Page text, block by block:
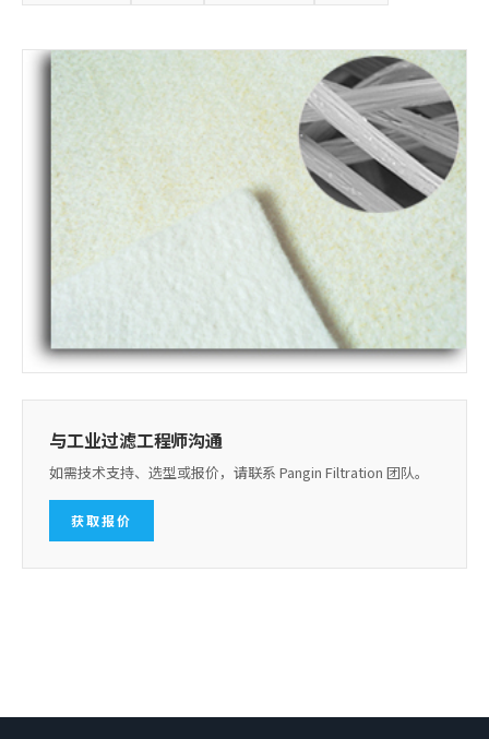
与工业过滤工程师沟通
如需技术支持、选型或报价，请联系 Pangin Filtration 团队。
获取报价